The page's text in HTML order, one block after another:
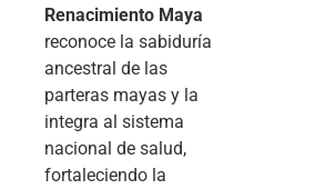
Renacimiento Maya
reconoce la sabiduría
ancestral de las
parteras mayas y la
integra al sistema
nacional de salud,
fortaleciendo la